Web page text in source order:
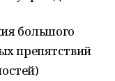
большого
препятствий